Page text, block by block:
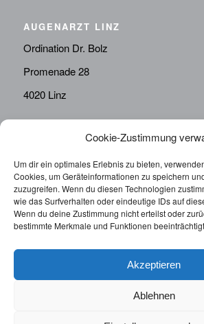
Cookie-Zustimmung
Um dir ein optimales Erlebnis zu bieten,
Cookies, um Geräteinformationen zu speichern
zuzugreifen. Wenn du diesen Technologien
wie das Surfverhalten oder eindeutige IDs auf
Wenn du deine Zustimmung nicht erteilst oder
bestimmte Merkmale und Funktionen
Akzeptieren
Ablehnen
AUGENARZT LINZ
Ordination Dr. Bolz
Promenade 28
4020 Linz
Telefon:
0676814287655
sekretariat@drbolz.at
ORDINATIONSZEITEN
Telefonische Terminvereinbarung: